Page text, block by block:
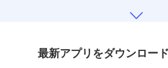
最新アプリをダウンロー